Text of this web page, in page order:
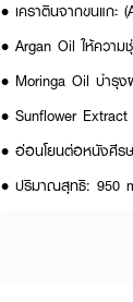
• เคราตินจากขนแกะ
• Argan Oil ให้ความ
• Moringa Oil บำรุง
• Sunflower
• อ่อนโยนต่อหนังศีรษ
• ปริมาณสุทธิ: 950